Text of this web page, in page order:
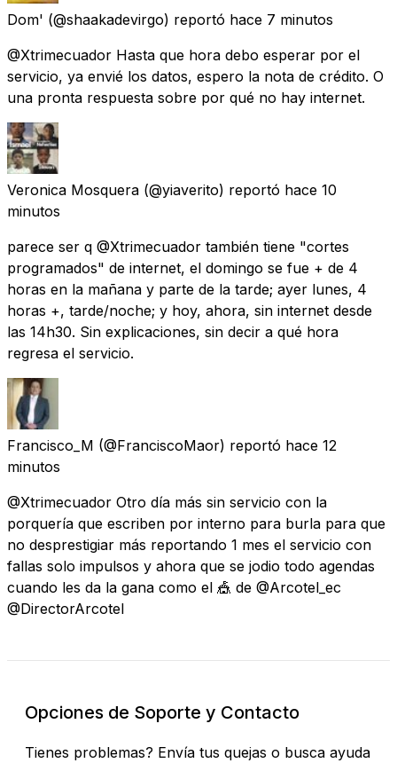
Dom' (@shaakadevirgo) reportó hace 7 minutos
@Xtrimecuador Hasta que hora debo esperar por el
servicio, ya envié los datos, espero la nota de crédito. O
una pronta respuesta sobre por qué no hay internet.
Veronica Mosquera (@yiaverito) reportó hace 10
minutos
parece ser q @Xtrimecuador también tiene "cortes
programados" de internet, el domingo se fue + de 4
horas en la mañana y parte de la tarde; ayer lunes, 4
horas +, tarde/noche; y hoy, ahora, sin internet desde
las 14h30. Sin explicaciones, sin decir a qué hora
regresa el servicio.
Francisco_M (@FranciscoMaor) reportó hace 12
minutos
@Xtrimecuador Otro día más sin servicio con la
porquería que escriben por interno para burla para que
no desprestigiar más reportando 1 mes el servicio con
fallas solo impulsos y ahora que se jodio todo agendas
cuando les da la gana como el 🎪 de @Arcotel_ec
@DirectorArcotel
Opciones de Soporte y Contacto
Tienes problemas? Envía tus quejas o busca ayuda